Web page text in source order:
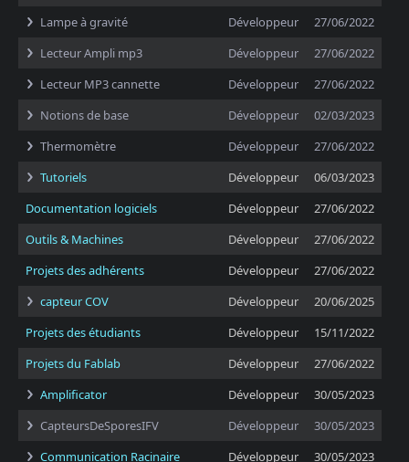
Lampe à gravité
Développeur
27/06/2022
Lecteur Ampli mp3
Développeur
27/06/2022
Lecteur MP3 cannette
Développeur
27/06/2022
Notions de base
Développeur
02/03/2023
Thermomètre
Développeur
27/06/2022
Tutoriels
Développeur
06/03/2023
Documentation logiciels
Développeur
27/06/2022
Outils & Machines
Développeur
27/06/2022
Projets des adhérents
Développeur
27/06/2022
capteur COV
Développeur
20/06/2025
Projets des étudiants
Développeur
15/11/2022
Projets du Fablab
Développeur
27/06/2022
Amplificator
Développeur
30/05/2023
CapteursDeSporesIFV
Développeur
30/05/2023
Communication Racinaire
Développeur 30/05/2023